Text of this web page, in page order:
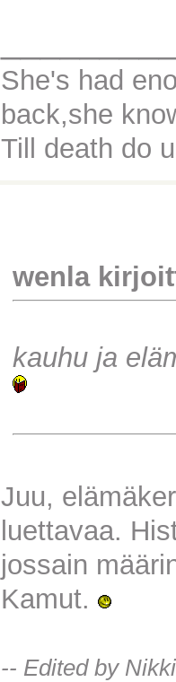
She's had
back,she
Till death do
wenla
kauhu ja
Juu,
luettavaa.
jossain
Kamut.
-- Edited by